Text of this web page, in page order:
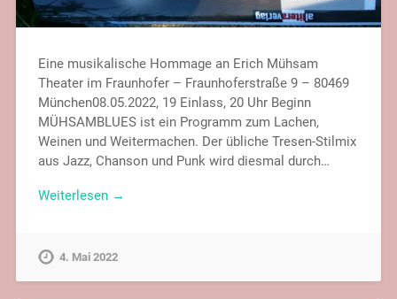
Eine musikalische Hommage an Erich Mühsam
Theater im Fraunhofer – Fraunhoferstraße 9 – 80469
München08.05.2022, 19 Einlass, 20 Uhr Beginn
MÜHSAMBLUES ist ein Programm zum Lachen,
Weinen und Weitermachen. Der übliche Tresen-Stilmix
aus Jazz, Chanson und Punk wird diesmal durch…
Weiterlesen →
4. Mai 2022